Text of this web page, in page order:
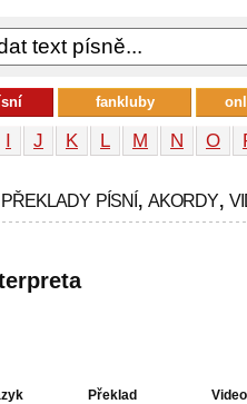
I J K L M N O
písní, akordy,
Překlad
fankluby